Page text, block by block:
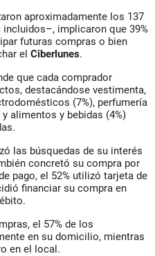
aproximadamente los 137
implicaron que 39%
futuras compras o bien
el Ciberlunes.
que cada comprador
destacándose vestimenta,
(7%), perfumería
alimentos y bebidas (4%)
las búsquedas de su interés
concretó su compra por
pago, el 52% utilizó tarjeta de
financiar su compra en
el 57% de los
en su domicilio, mientras
en el local.